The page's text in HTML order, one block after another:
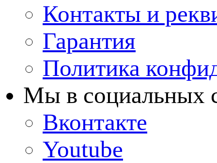
Контакты и
Гарантия
Политика
Мы в cоциальных
Вконтакте
Youtube